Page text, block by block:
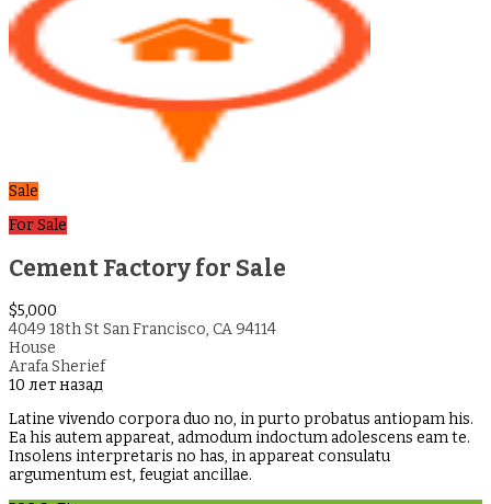
Sale
For Sale
Cement Factory for Sale
$5,000
4049 18th St San Francisco, CA 94114
House
Arafa Sherief
10 лет назад
Latine vivendo corpora duo no, in purto probatus antiopam his.
Ea his autem appareat, admodum indoctum adolescens eam te.
Insolens interpretaris no has, in appareat consulatu
argumentum est, feugiat ancillae.